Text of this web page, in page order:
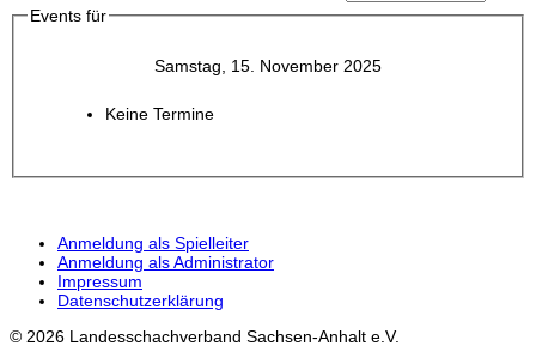
Events für
Samstag, 15. November 2025
Keine Termine
Anmeldung als Spielleiter
Anmeldung als Administrator
Impressum
Datenschutzerklärung
© 2026 Landesschachverband Sachsen-Anhalt e.V.